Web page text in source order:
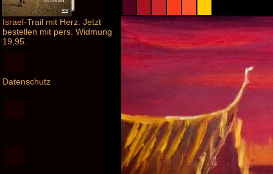
Israel-Trail mit Herz. Jetzt
bestellen mit pers. Widmung
19,95.
Datenschutz